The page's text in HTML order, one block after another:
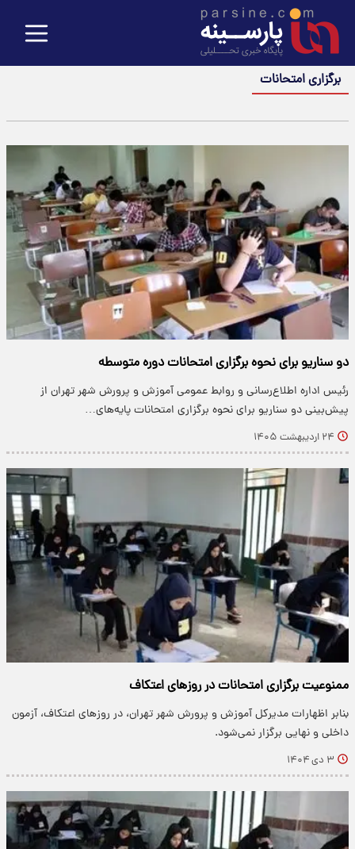
برگزاری امتحانات
دو سناریو برای نحوه برگزاری امتحانات دوره متوسطه
رئیس اداره اطلاع‌رسانی و روابط عمومی آموزش و پرورش شهر تهران از
پیش‌بینی دو سناریو برای نحوه برگزاری امتحانات پایه‌های…
۲۴ اردیبهشت ۱۴۰۵
ممنوعیت برگزاری امتحانات در روزهای اعتکاف
بنابر اظهارات مدیرکل آموزش و پرورش شهر تهران، در روزهای اعتکاف، آزمون
داخلی و نهایی برگزار نمی‌شود.
۳ دی ۱۴۰۴